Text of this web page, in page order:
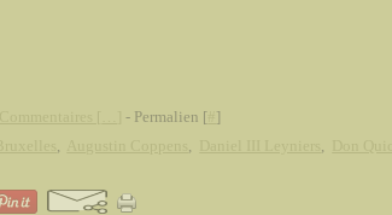
- Permalien [ ]
, , ,